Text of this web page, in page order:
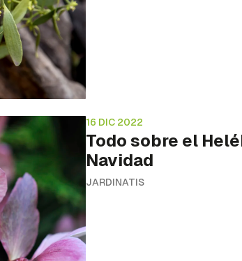
16 DIC 2022
Todo sobre el
Navidad
JARDINATIS